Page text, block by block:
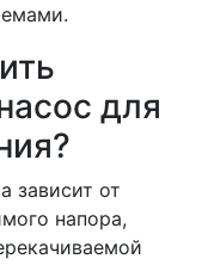
для
зависит от
напора,